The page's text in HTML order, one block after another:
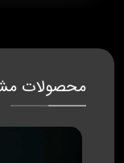
محصولات